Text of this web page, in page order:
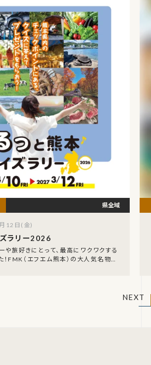
ズラリー2026
や旅好きにとって、最高にワクワクする
！FMK（エフエム熊本）の大人気名物企
県全域
12日(金)
NEXT